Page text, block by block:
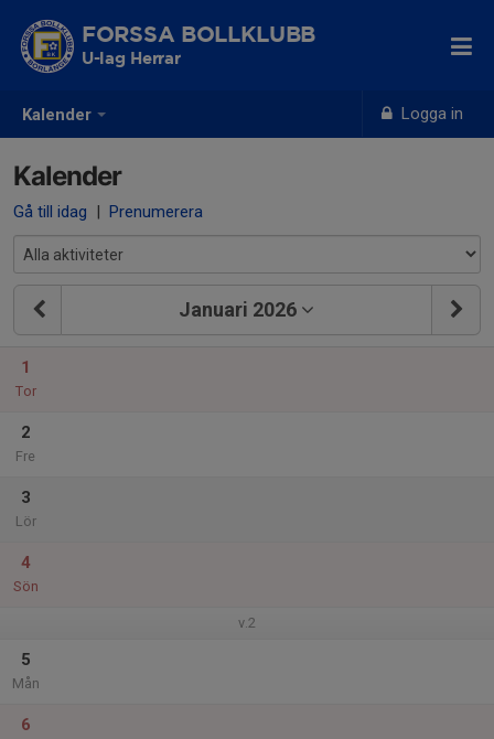
Kalender Logga in
FORSSA BOLLKLUBB
U-lag Herrar
Kalender
Gå till idag | Prenumerera
Januari 2026
1
Tor
2
Fre
3
Lör
4
Sön
v.2
5
Mån
6